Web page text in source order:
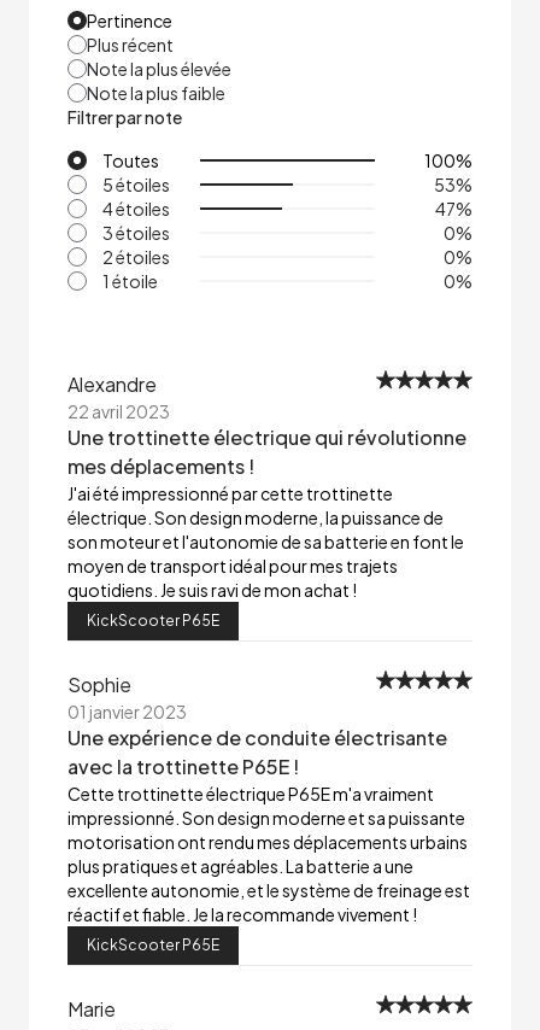
Pertinence
Plus récent
Note la plus élevée
Note la plus faible
Filtrer par note
Toutes
100%
5 étoiles
53%
4 étoiles
47%
3 étoiles
0%
2 étoiles
0%
1 étoile
0%
Alexandre
22 avril 2023
Une trottinette électrique qui révolutionne
mes déplacements !
J'ai été impressionné par cette trottinette
électrique. Son design moderne, la puissance de
son moteur et l'autonomie de sa batterie en font le
moyen de transport idéal pour mes trajets
quotidiens. Je suis ravi de mon achat !
KickScooter P65E
Sophie
01 janvier 2023
Une expérience de conduite électrisante
avec la trottinette P65E !
Cette trottinette électrique P65E m'a vraiment
impressionné. Son design moderne et sa puissante
motorisation ont rendu mes déplacements urbains
plus pratiques et agréables. La batterie a une
excellente autonomie, et le système de freinage est
réactif et fiable. Je la recommande vivement !
KickScooter P65E
Marie